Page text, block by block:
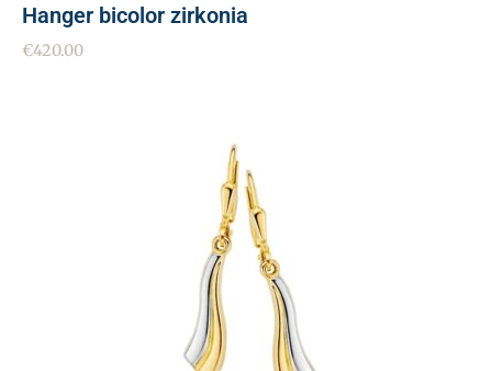
Hanger bicolor zirkonia
€420.00